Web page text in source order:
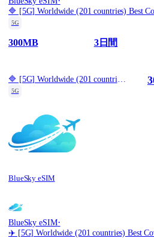
🔷 [5G] Worldwide (201 countries) Best
5G
300MB 3日間
5G
BlueSky eSIM
BlueSky eSIM·
✈️ [5G] Worldwide (201 countries) Best